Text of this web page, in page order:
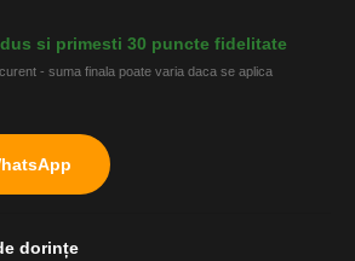
si primesti 30 puncte fidelitate
- suma finala poate varia daca se aplica
dorințe